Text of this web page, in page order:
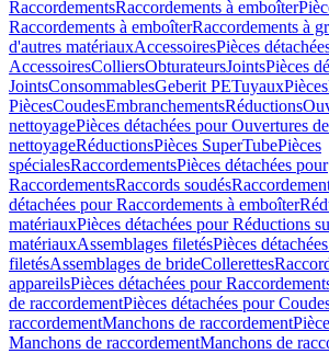
RaccordementsRaccordements à emboîter
Raccordements à emboîterRaccordements à
d'autres matériauxAccessoiresPièces
AccessoiresColliersObturateursJointsPièces
JointsConsommablesGeberit PETuyauxPièces
PiècesCoudesEmbranchementsRéductions
nettoyagePièces détachées pour Ouvertures de
nettoyageRéductionsPièces SuperTubePièces
spécialesRaccordementsPièces détachées pour
RaccordementsRaccords soudés
détachées pour Raccordements à emboîter
matériauxPièces détachées pour Réductions
matériauxAssemblages filetésPièces
filetésAssemblages de brideCollerettes
appareilsPièces détachées pour
de raccordementPièces détachées pour
raccordementManchons de raccordement
Manchons de raccordementManchons de